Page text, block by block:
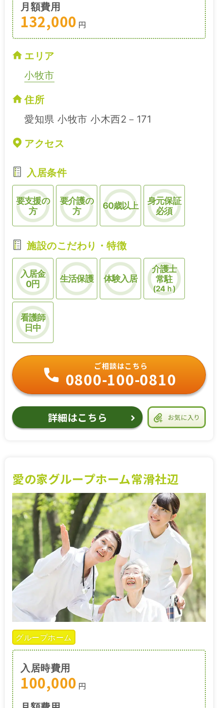
月額費用
132,000 円
エリア
小牧市
住所
愛知県 小牧市 小木西2－171
アクセス
入居条件
要支援の
方
要介護の
方
60歳以上
身元保証
必須
施設のこだわり・特徴
入居金
0円
生活保護 体験入居
介護士
常駐
(24ｈ)
看護師
日中
お気に入り
ご相談はこちら
0800-100-0810
詳細はこちら
愛の家グループホーム常滑社辺
グループホーム
入居時費用
100,000 円